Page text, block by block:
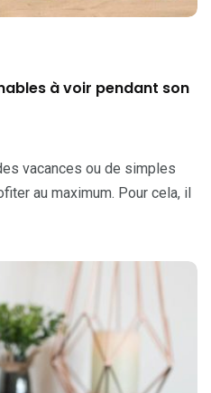
à voir pendant son
vacances ou de simples
au maximum. Pour cela, il